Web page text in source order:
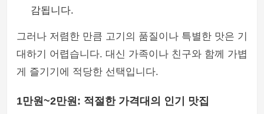
감됩니다.
그러나 저렴한 만큼 고기의 품질이나 특별한 맛은 기
대하기 어렵습니다. 대신 가족이나 친구와 함께 가볍
게 즐기기에 적당한 선택입니다.
1만원~2만원: 적절한 가격대의 인기 맛집